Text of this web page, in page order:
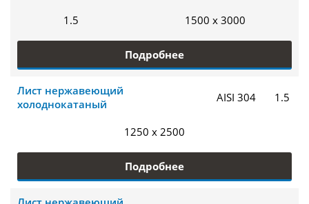
1.5 1500 x 3000
Подробнее
Лист нержавеющий
холоднокатаный
AISI 304 1.5
1250 x 2500
Подробнее